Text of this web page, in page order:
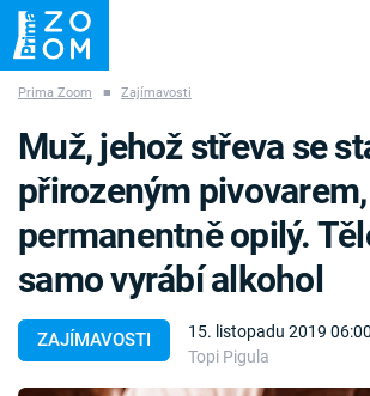
ZÁHADY VETŘELCI DÁVNOVĚKU
Témata
Témata
Prima Zoom ■ Zajímavosti
ZAJÍMAVOSTI
15. listopadu 2019 06:00
Topi Pigula
Muž, jehož střeva se
přirozeným
permanentně opilý.
samo vyrábí alkohol